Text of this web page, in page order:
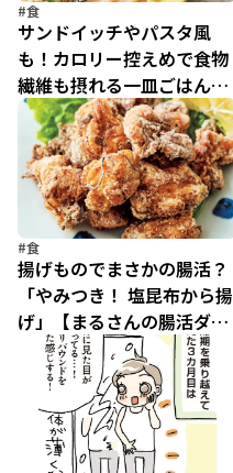
#食
サンドイッチやパスタ風
も！カロリー控えめで食物
繊維も摂れる一皿ごはん
【まるさんの腸活ダイエッ
ト】
#食
揚げものでまさかの腸活？
「やみつき！ 塩昆布から揚
げ」【まるさんの腸活ダイ
エット】